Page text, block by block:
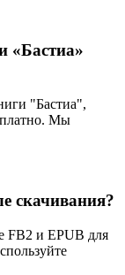
«Бастиа»
"Бастиа",
Мы
скачивания?
FB2 и EPUB для